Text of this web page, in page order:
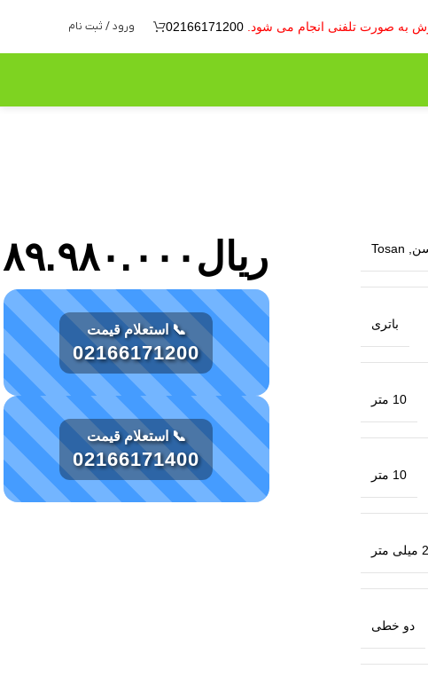
به صورت تلفنی انجام می شود. 02166171200 ورود / ثبت نام
Tosan
باتری
10 متر
10 متر
2 میلی متر
دو خطی
ریال۸۹.۹۸۰.۰۰۰
📞 استعلام قیمت
02166171200
📞 استعلام قیمت
02166171400